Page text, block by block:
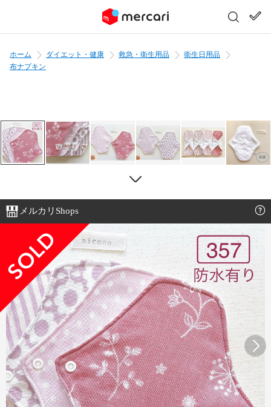
ホーム ダイエット・健康 救急・衛生用品
衛生日用品
布ナプキン
メルカリShops